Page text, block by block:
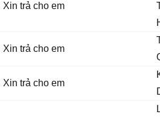
Xin trả cho em
Xin trả cho em
Xin trả cho em